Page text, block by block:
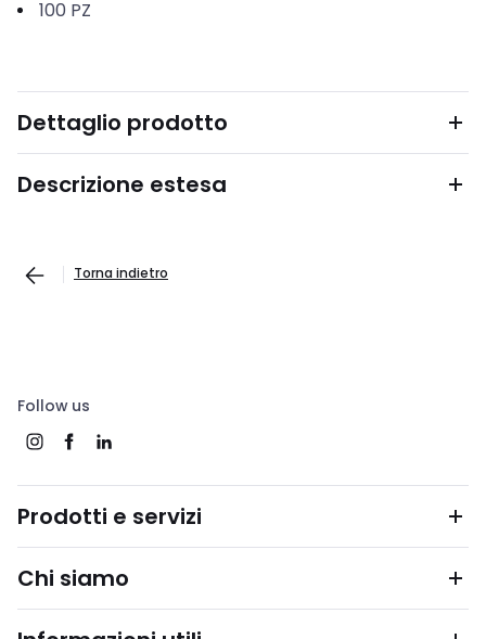
100 PZ
Dettaglio prodotto
Descrizione estesa
Torna indietro
Follow us
Prodotti e servizi
Chi siamo